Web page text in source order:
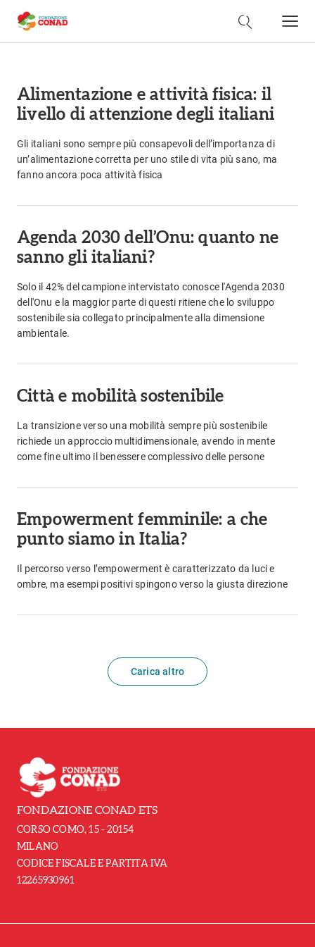
Alimentazione e attività fisica: il
livello di attenzione degli italiani
Gli italiani sono sempre più consapevoli dell’importanza di
un’alimentazione corretta per uno stile di vita più sano, ma
fanno ancora poca attività fisica
Agenda 2030 dell’Onu: quanto ne
sanno gli italiani?
Solo il 42% del campione intervistato conosce l'Agenda 2030
dell'Onu e la maggior parte di questi ritiene che lo sviluppo
sostenibile sia collegato principalmente alla dimensione
ambientale.
Città e mobilità sostenibile
La transizione verso una mobilità sempre più sostenibile
richiede un approccio multidimensionale, avendo in mente
come fine ultimo il benessere complessivo delle persone
Empowerment femminile: a che
punto siamo in Italia?
Il percorso verso l’empowerment è caratterizzato da luci e
ombre, ma esempi positivi spingono verso la giusta direzione
Carica altro
FONDAZIONE CONAD ETS
CORSO COMO, 15 - 20154
MILANO
CODICE FISCALE E PARTITA IVA
12265930961